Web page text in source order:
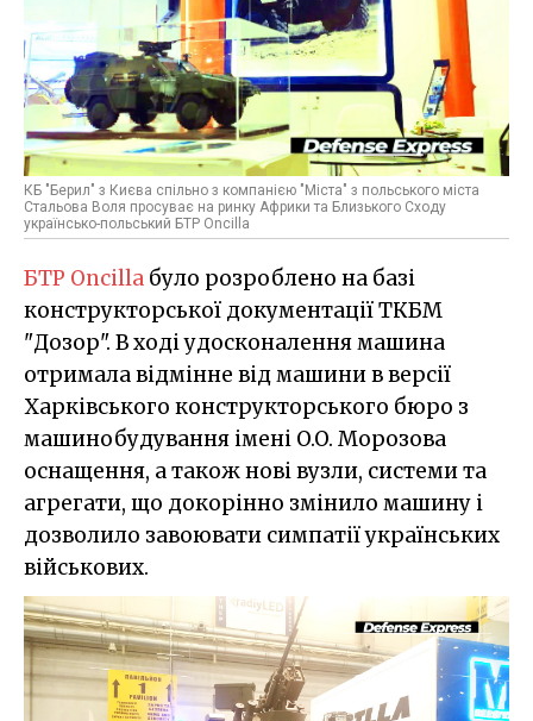
КБ "Берил" з Києва спільно з компанією "Міста" з польського міста
Стальова Воля просуває на ринку Африки та Близького Сходу
українсько-польський БТР Oncilla
БТР Oncilla було розроблено на базі
конструкторської документації ТКБМ
"Дозор". В ході удосконалення машина
отримала відмінне від машини в версії
Харківського конструкторського бюро з
машинобудування імені O.O. Морозова
оснащення, а також нові вузли, системи та
агрегати, що докорінно змінило машину і
дозволило завоювати симпатії українських
військових.